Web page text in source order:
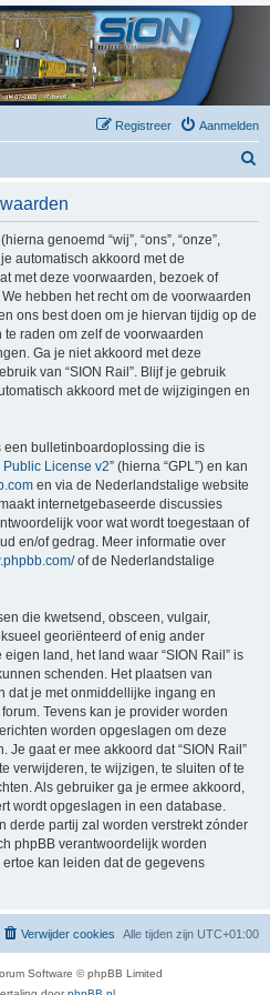
Aanmelden
Registreer
genoemd “wij”, “ons”, “onze”,
je automatisch akkoord met de
met deze voorwaarden, bezoek of
hebben het recht om de voorwaarden
ons best doen om je hiervan tijdig op de
raden om zelf de voorwaarden
Ga je niet akkoord met deze
van “SION Rail”. Blijf je gebruik
akkoord met de wijzigingen en
een bulletinboardoplossing die is
License v2” (hierna “GPL”) en kan
en via de Nederlandstalige website
internetgebaseerde discussies
voor wat wordt toegestaan of
en/of gedrag. Meer informatie over
of de Nederlandstalige
die kwetsend, obsceen, vulgair,
georiënteerd of enig ander
land, het land waar “SION Rail” is
schenden. Het plaatsen van
dat je met onmiddellijke ingang en
Tevens kan je provider worden
worden opgeslagen om deze
gaat er mee akkoord dat “SION Rail”
verwijderen, te wijzigen, te sluiten of te
Als gebruiker ga je ermee akkoord,
wordt opgeslagen in een database.
derde partij zal worden verstrekt zónder
phpBB verantwoordelijk worden
kan leiden dat de gegevens
Alle tijden zijn UTC+01:00
Verwijder cookies
Software © phpBB Limited